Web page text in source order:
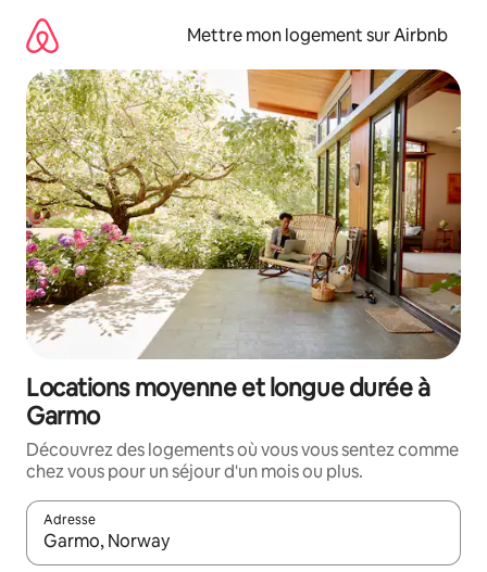
directement
contenu
Mettre mon logement sur Airbnb
Locations moyenne et longue durée à
Garmo
Découvrez des logements où vous vous sentez comme
chez vous pour un séjour d'un mois ou plus.
Adresse
Lorsque les résultats s'affichent, utilisez les flèches vers le